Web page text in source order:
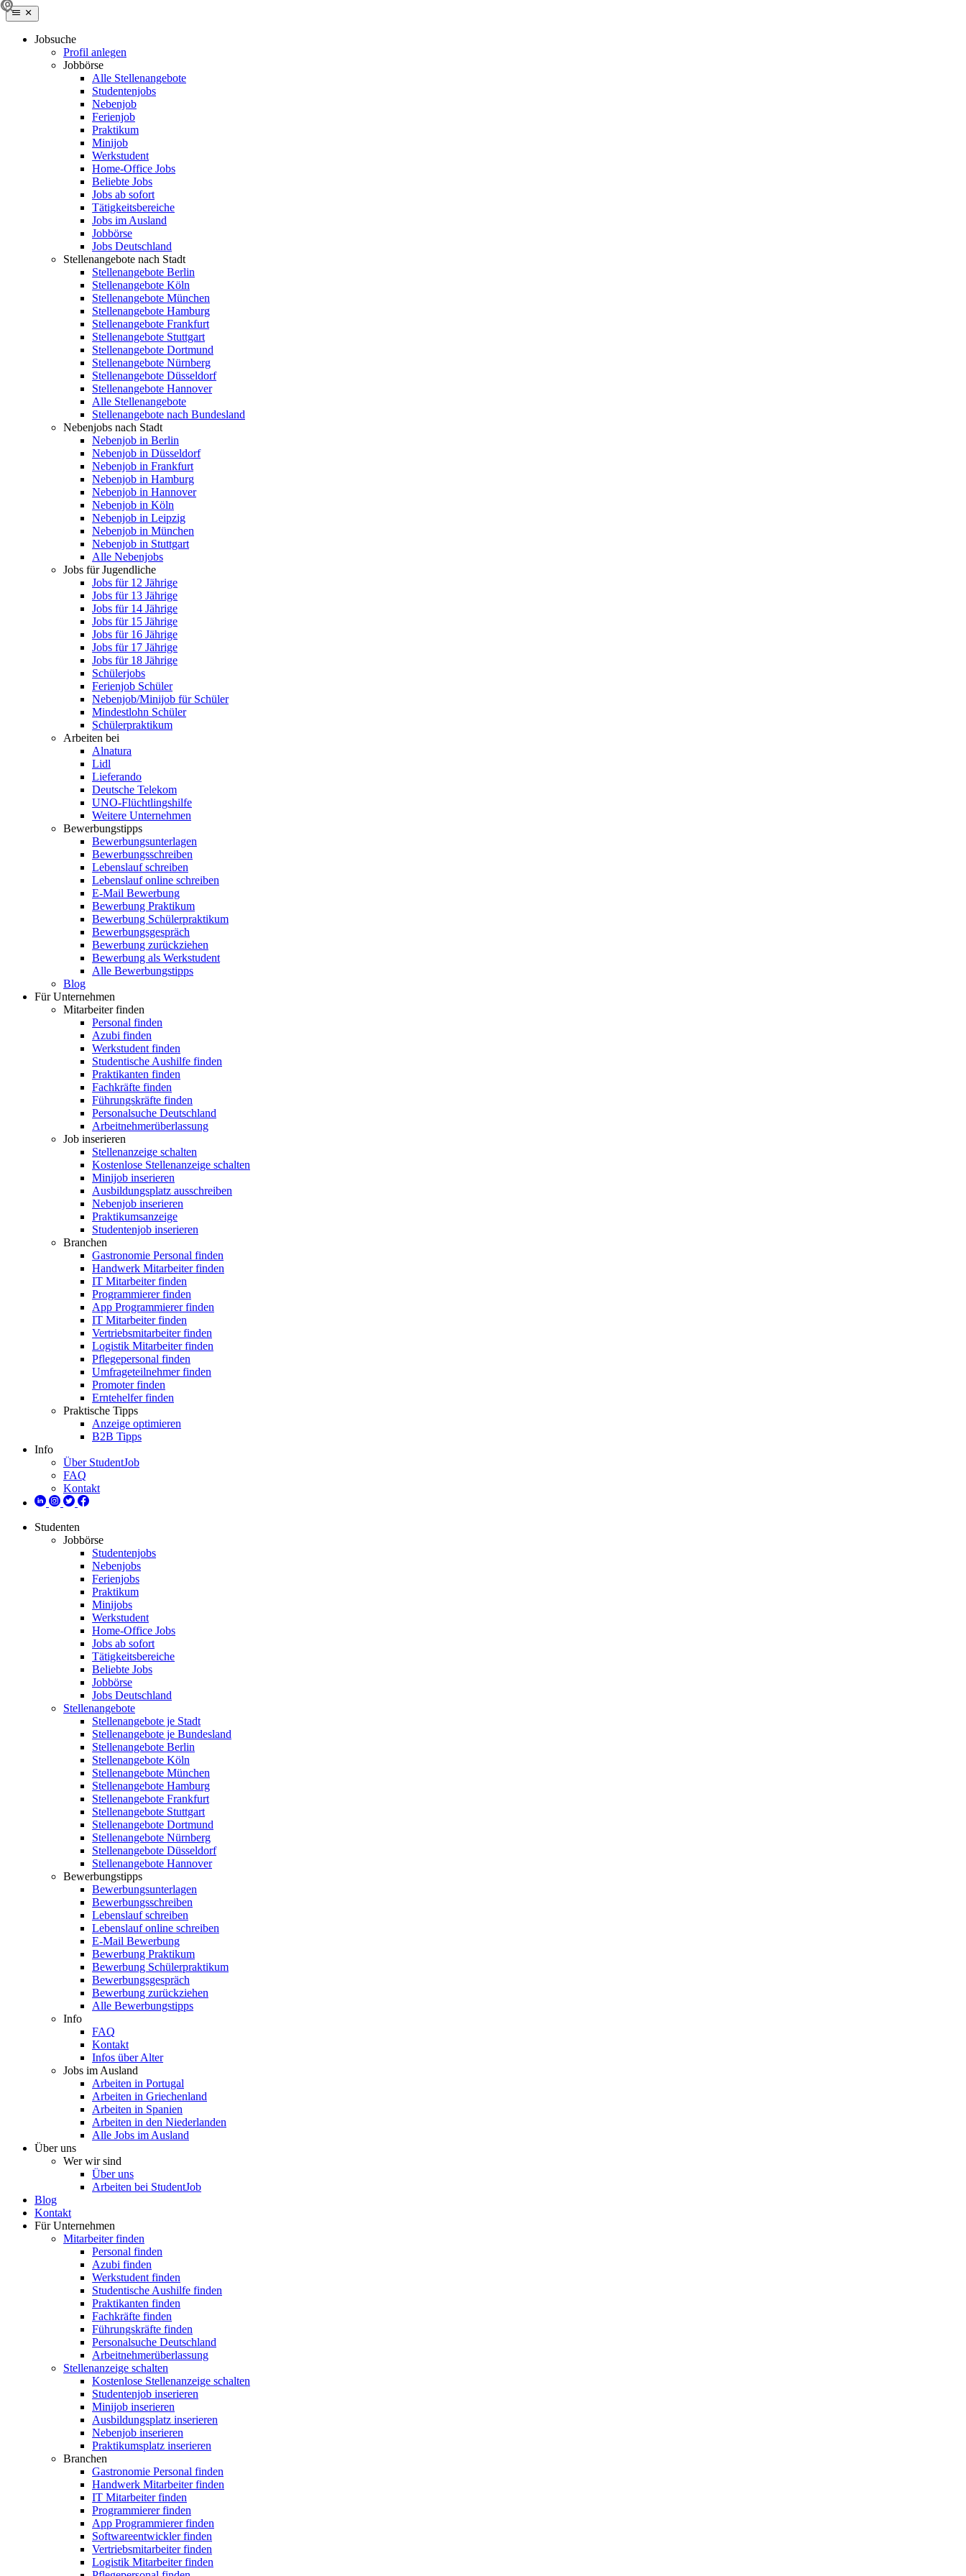
Jobsuche
Profil anlegen
Jobbörse
Alle Stellenangebote
Studentenjobs
Nebenjob
Ferienjob
Praktikum
Minijob
Werkstudent
Home-Office Jobs
Beliebte Jobs
Jobs ab sofort
Tätigkeitsbereiche
Jobs im Ausland
Jobbörse
Jobs Deutschland
Stellenangebote nach Stadt
Stellenangebote Berlin
Stellenangebote Köln
Stellenangebote München
Stellenangebote Hamburg
Stellenangebote Frankfurt
Stellenangebote Stuttgart
Stellenangebote Dortmund
Stellenangebote Nürnberg
Stellenangebote Düsseldorf
Stellenangebote Hannover
Alle Stellenangebote
Stellenangebote nach Bundesland
Nebenjobs nach Stadt
Nebenjob in Berlin
Nebenjob in Düsseldorf
Nebenjob in Frankfurt
Nebenjob in Hamburg
Nebenjob in Hannover
Nebenjob in Köln
Nebenjob in Leipzig
Nebenjob in München
Nebenjob in Stuttgart
Alle Nebenjobs
Jobs für Jugendliche
Jobs für 12 Jährige
Jobs für 13 Jährige
Jobs für 14 Jährige
Jobs für 15 Jährige
Jobs für 16 Jährige
Jobs für 17 Jährige
Jobs für 18 Jährige
Schülerjobs
Ferienjob Schüler
Nebenjob/Minijob für Schüler
Mindestlohn Schüler
Schülerpraktikum
Arbeiten bei
Alnatura
Lidl
Lieferando
Deutsche Telekom
UNO-Flüchtlingshilfe
Weitere Unternehmen
Bewerbungstipps
Bewerbungsunterlagen
Bewerbungsschreiben
Lebenslauf schreiben
Lebenslauf online schreiben
E-Mail Bewerbung
Bewerbung Praktikum
Bewerbung Schülerpraktikum
Bewerbungsgespräch
Bewerbung zurückziehen
Bewerbung als Werkstudent
Alle Bewerbungstipps
Blog
Für Unternehmen
Mitarbeiter finden
Personal finden
Azubi finden
Werkstudent finden
Studentische Aushilfe finden
Praktikanten finden
Fachkräfte finden
Führungskräfte finden
Personalsuche Deutschland
Arbeitnehmerüberlassung
Job inserieren
Stellenanzeige schalten
Kostenlose Stellenanzeige schalten
Minijob inserieren
Ausbildungsplatz ausschreiben
Nebenjob inserieren
Praktikumsanzeige
Studentenjob inserieren
Branchen
Gastronomie Personal finden
Handwerk Mitarbeiter finden
IT Mitarbeiter finden
Programmierer finden
App Programmierer finden
IT Mitarbeiter finden
Vertriebsmitarbeiter finden
Logistik Mitarbeiter finden
Pflegepersonal finden
Umfrageteilnehmer finden
Promoter finden
Erntehelfer finden
Praktische Tipps
Anzeige optimieren
B2B Tipps
Info
Über StudentJob
FAQ
Kontakt
Studenten
Jobbörse
Studentenjobs
Nebenjobs
Ferienjobs
Praktikum
Minijobs
Werkstudent
Home-Office Jobs
Jobs ab sofort
Tätigkeitsbereiche
Beliebte Jobs
Jobbörse
Jobs Deutschland
Stellenangebote
Stellenangebote je Stadt
Stellenangebote je Bundesland
Stellenangebote Berlin
Stellenangebote Köln
Stellenangebote München
Stellenangebote Hamburg
Stellenangebote Frankfurt
Stellenangebote Stuttgart
Stellenangebote Dortmund
Stellenangebote Nürnberg
Stellenangebote Düsseldorf
Stellenangebote Hannover
Bewerbungstipps
Bewerbungsunterlagen
Bewerbungsschreiben
Lebenslauf schreiben
Lebenslauf online schreiben
E-Mail Bewerbung
Bewerbung Praktikum
Bewerbung Schülerpraktikum
Bewerbungsgespräch
Bewerbung zurückziehen
Alle Bewerbungstipps
Info
FAQ
Kontakt
Infos über Alter
Jobs im Ausland
Arbeiten in Portugal
Arbeiten in Griechenland
Arbeiten in Spanien
Arbeiten in den Niederlanden
Alle Jobs im Ausland
Über uns
Wer wir sind
Über uns
Arbeiten bei StudentJob
Blog
Kontakt
Für Unternehmen
Mitarbeiter finden
Personal finden
Azubi finden
Werkstudent finden
Studentische Aushilfe finden
Praktikanten finden
Fachkräfte finden
Führungskräfte finden
Personalsuche Deutschland
Arbeitnehmerüberlassung
Stellenanzeige schalten
Kostenlose Stellenanzeige schalten
Studentenjob inserieren
Minijob inserieren
Ausbildungsplatz inserieren
Nebenjob inserieren
Praktikumsplatz inserieren
Branchen
Gastronomie Personal finden
Handwerk Mitarbeiter finden
IT Mitarbeiter finden
Programmierer finden
App Programmierer finden
Softwareentwickler finden
Vertriebsmitarbeiter finden
Logistik Mitarbeiter finden